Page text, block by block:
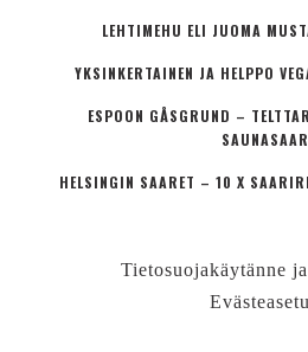
LEHTIMEHU ELI JUOMA
YKSINKERTAINEN JA HELPPO
ESPOON GÅSGRUND –
HELSINGIN SAARET – 10 X
Tietosuojakäytänne